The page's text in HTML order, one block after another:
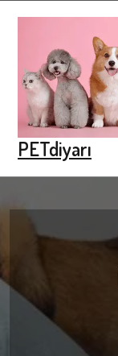
PETdiyarı